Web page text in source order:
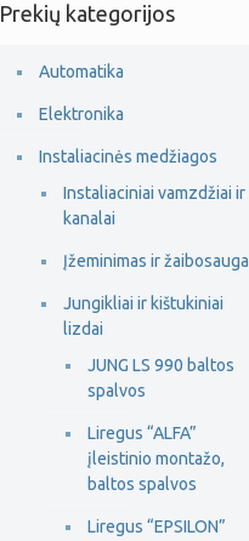
Prekių kategorijos
Automatika
Elektronika
Instaliacinės medžiagos
Instaliaciniai vamzdžiai ir
kanalai
Įžeminimas ir žaibosauga
Jungikliai ir kištukiniai
lizdai
JUNG LS 990 baltos
spalvos
Liregus “ALFA”
įleistinio montažo,
baltos spalvos
Liregus “EPSILON”